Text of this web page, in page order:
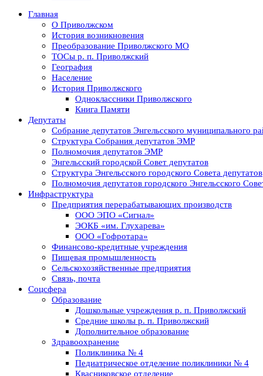
Главная
О Приволжском
История возникновения
Преобразование Приволжского МО
ТОСы р. п. Приволжский
География
Население
История Приволжского
Одноклассники Приволжского
Книга Памяти
Депутаты
Собрание депутатов Энгельсского муниципального
Структура Собрания депутатов ЭМР
Полномочия депутатов ЭМР
Энгельсский городской Совет депутатов
Структура Энгельсского городского Совета депутатов
Полномочия депутатов городского Энгельсского
Инфраструктура
Предприятия перерабатывающих производств
ООО ЭПО «Сигнал»
ЭОКБ «им. Глухарева»
ООО «Гофротара»
Финансово-кредитные учреждения
Пищевая промышленность
Сельскохозяйственные предприятия
Связь, почта
Соцсфера
Образование
Дошкольные учреждения р. п. Приволжский
Средние школы р. п. Приволжский
Дополнительное образование
Здравоохранение
Поликлиника № 4
Педиатрическое отделение поликлиники № 4
Квасниковское отделение